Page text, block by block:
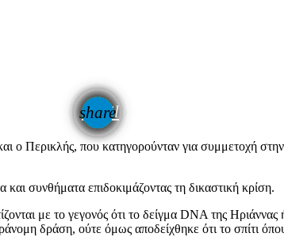
share
email
ο Περικλής, που κατηγορούνταν για συμμετοχή
συνθήματα επιδοκιμάζοντας τη δικαστική κρίση.
με το γεγονός ότι το δείγμα DNA της Ηριάννας
δράση, ούτε όμως αποδείχθηκε ότι το σπίτι